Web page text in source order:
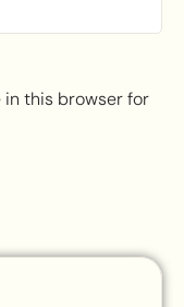
in this browser for